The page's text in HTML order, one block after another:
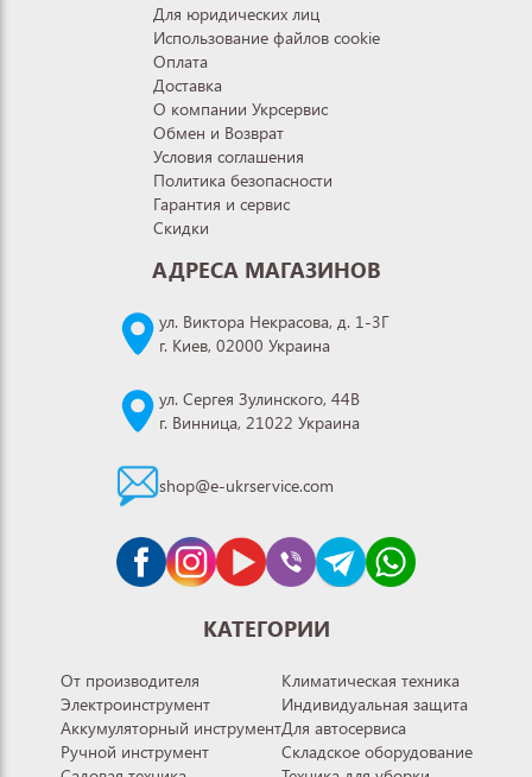
Для юридических лиц
Использование файлов cookie
Оплата
Доставка
О компании Укрсервис
Обмен и Возврат
Условия соглашения
Политика безопасности
Гарантия и сервис
Скидки
АДРЕСА МАГАЗИНОВ
ул. Виктора Некрасова, д. 1-3Г
г. Киев, 02000 Украина
ул. Сергея Зулинского, 44В
г. Винница, 21022 Украина
shop@e-ukrservice.com
КАТЕГОРИИ
От производителя
Электроинструмент
Аккумуляторный инструмент
Ручной инструмент
Климатическая техника
Индивидуальная защита
Для автосервиса
Складское оборудование